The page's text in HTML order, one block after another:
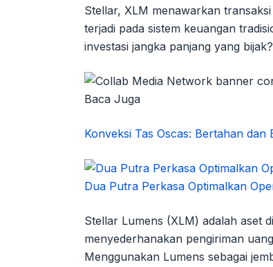
k
p
m
k
Stellar, XLM menawarkan
terjadi pada sistem keuangan
investasi jangka panjang yang bijak?
Baca Juga
Konveksi Tas Oscas: Bertahan
Dua Putra Perkasa Optimalkan
Stellar Lumens (XLM) adalah aset
menyederhanakan pengiriman
Menggunakan Lumens sebagai